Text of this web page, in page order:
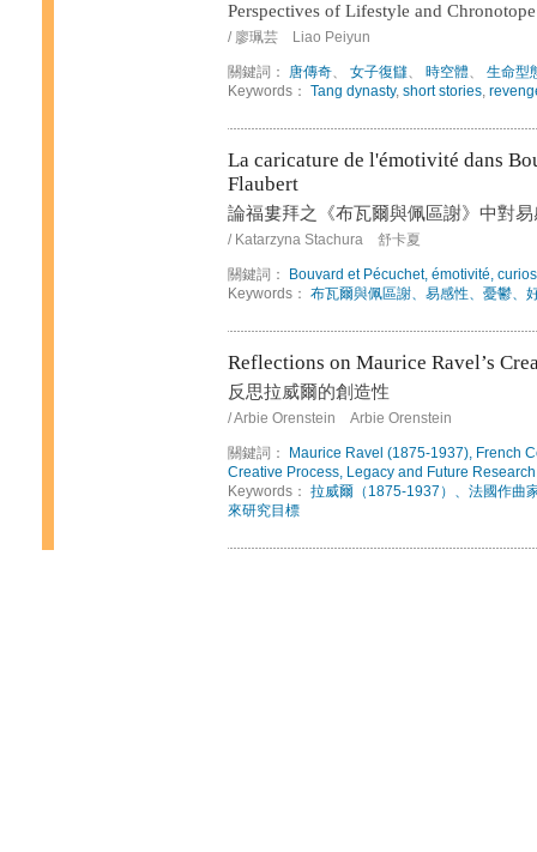
Perspectives of Lifestyle and Chronotope
/ 廖珮芸 Liao Peiyun
關鍵詞： 唐傳奇、 女子復讎、 時空體、 生命型
Keywords： Tang dynasty, short stories,
La caricature de l'émotivité dans
Flaubert
論福婁拜之《布瓦爾與佩區謝》中對
/ Katarzyna Stachura 舒卡夏
關鍵詞：
Bouvard et Pécuchet, émotivité,
Keywords： 布瓦爾與佩區謝、易感性、憂鬱、
Reflections on Maurice Ravel’s
反思拉威爾的創造性
/ Arbie Orenstein Arbie Orenstein
關鍵詞：
Maurice Ravel (1875-1937), French
Creative Process, Legacy and Future
Keywords： 拉威爾（1875-1937）、法國作曲
來研究目標